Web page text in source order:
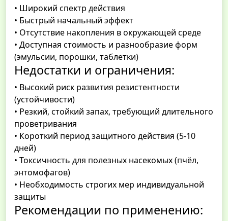
• Широкий спектр действия
• Быстрый начальный эффект
• Отсутствие накопления в окружающей среде
• Доступная стоимость и разнообразие форм
(эмульсии, порошки, таблетки)
Недостатки и ограничения:
• Высокий риск развития резистентности
(устойчивости)
• Резкий, стойкий запах, требующий длительного
проветривания
• Короткий период защитного действия (5-10
дней)
• Токсичность для полезных насекомых (пчёл,
энтомофагов)
• Необходимость строгих мер индивидуальной
защиты
Рекомендации по применению: